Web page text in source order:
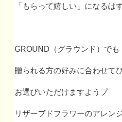
「もらって嬉しい」になるは
GROUND （グラウンド）でも
贈られる方の好みに合わせて
お選びいただけますようプ
リザーブドフラワーのアレン